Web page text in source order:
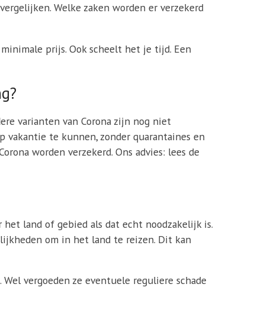
Welke zaken worden er verzekerd
prijs. Ook scheelt het je tijd. Een
varianten van Corona zijn nog niet
te kunnen, zonder quarantaines en
worden verzekerd. Ons advies: lees de
land of gebied als dat echt noodzakelijk is.
om in het land te reizen. Dit kan
vergoeden ze eventuele reguliere schade